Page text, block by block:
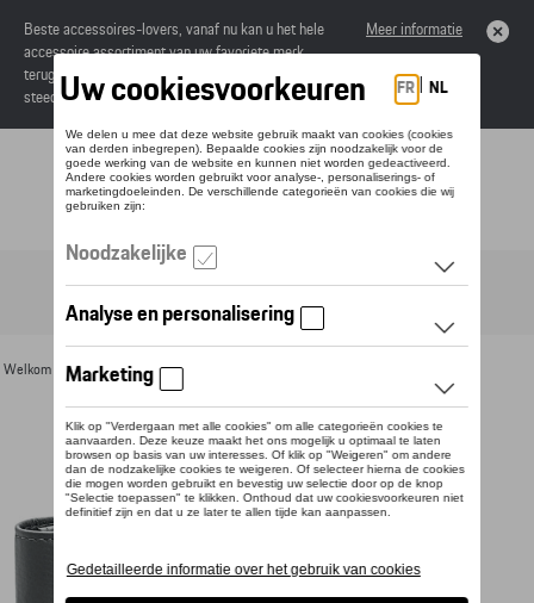
Beste accessoires-lovers, vanaf nu kan u het hele
accessoire assortiment van uw favoriete merk
terugvinden in de online catalogus. Deze kunnen
steeds besteld worden via uw dealer.
Meer informatie
Toggle navigation
Welkom >Voor u >Leer >Portemonnees